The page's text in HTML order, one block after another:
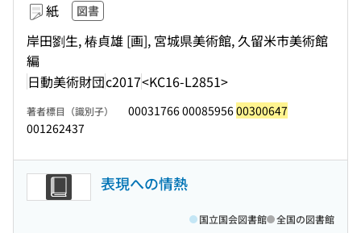
紙 図書
岸田劉生, 椿貞雄 [画], 宮城県美術館, 久留米市美術館
編
日動美術財団c2017<KC16-L2851>
著者標目（識別子） 00031766 0008595600300647
001262437
表現への情熱
国立国会図書館 全国の図書館